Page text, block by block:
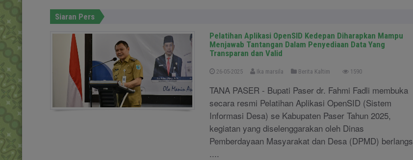
Siaran Pers
Pelatihan Aplikasi OpenSID Kedepan Diharapkan Mampu
Menjawab Tantangan Dalam Penyediaan Data Yang
Transparan dan Valid
26-05-2025 Ika marsila Berita Kaltim 1590
TANA PASER - Bupati Paser dr. Fahmi Fadli membuka
secara resmi Pelatihan Aplikasi OpenSID (Sistem
Informasi Desa) se Kabupaten Paser Tahun 2025,
kegiatan yang diselenggarakan oleh Dinas
Pemberdayaan Masyarakat dan Desa (DPMD) berlangs
....